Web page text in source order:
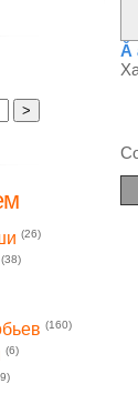
Ă
(26)
(38)
(160)
(6)